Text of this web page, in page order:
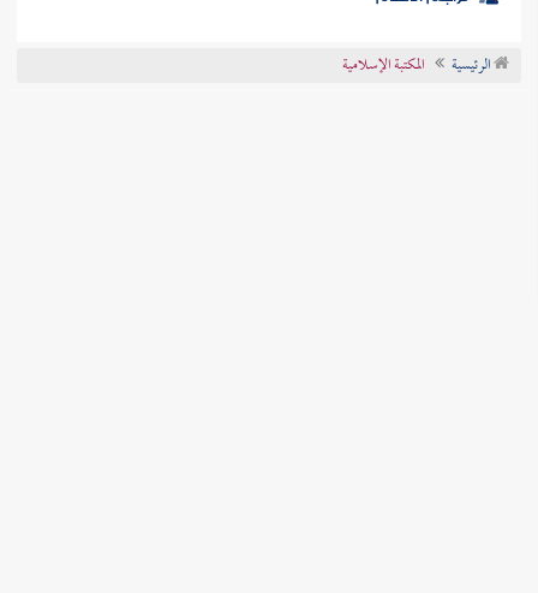
موضوعي
تراجم الأعلام
الرئيسية المكتبة الإسلامية